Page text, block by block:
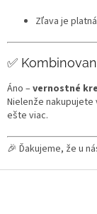
Zľava je platná
✅
Áno –vernostné
Nielenže
ešte viac.
🎉 Ďakujeme, že u